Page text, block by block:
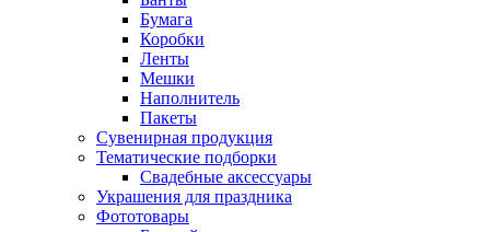
Бумага
Коробки
Ленты
Мешки
Наполнитель
Пакеты
Сувенирная продукция
Тематические подборки
Свадебные аксессуары
Украшения для праздника
Фототовары